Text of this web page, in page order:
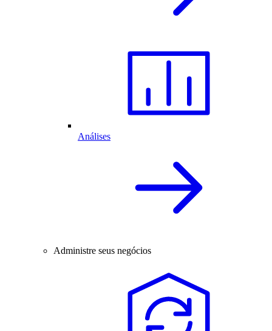
Análises
Administre seus negócios